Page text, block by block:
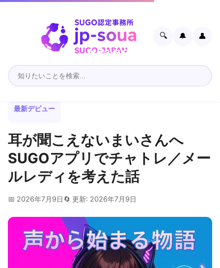
🔍 🔔 👤
最新デビュー
耳が聞こえないまいさんへ
SUGOアプリでチャトレ／メー
ルレディを考えた話
📅 2026年7月9日 🔄 更新: 2026年7月9日